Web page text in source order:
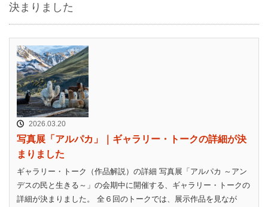
決まりました
2026.03.20
写真展「アルパカ」｜ギャラリー・トークの詳細が決
まりました
ギャラリー・トーク（作品解説）の詳細 写真展「アルパカ ～アン
デスの民と生きる～」の会期中に開催する、ギャラリー・トークの
詳細が決まりました。 全６回のトークでは、展示作品を見なが